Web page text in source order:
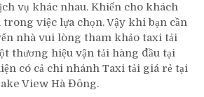
vụ khác nhau. Khiến cho khách
việc lựa chọn. Vậy khi bạn cần
nhà vui lòng tham khảo taxi tải
thương hiệu vận tải hàng đầu tại
có cả chi nhánh Taxi tải giá rẻ tại
View Hà Đông.